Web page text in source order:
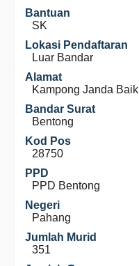
Bantuan
SK
Lokasi Pendaftaran
Luar Bandar
Alamat
Kampong Janda Baik
Bandar Surat
Bentong
Kod Pos
28750
PPD
PPD Bentong
Negeri
Pahang
Jumlah Murid
351